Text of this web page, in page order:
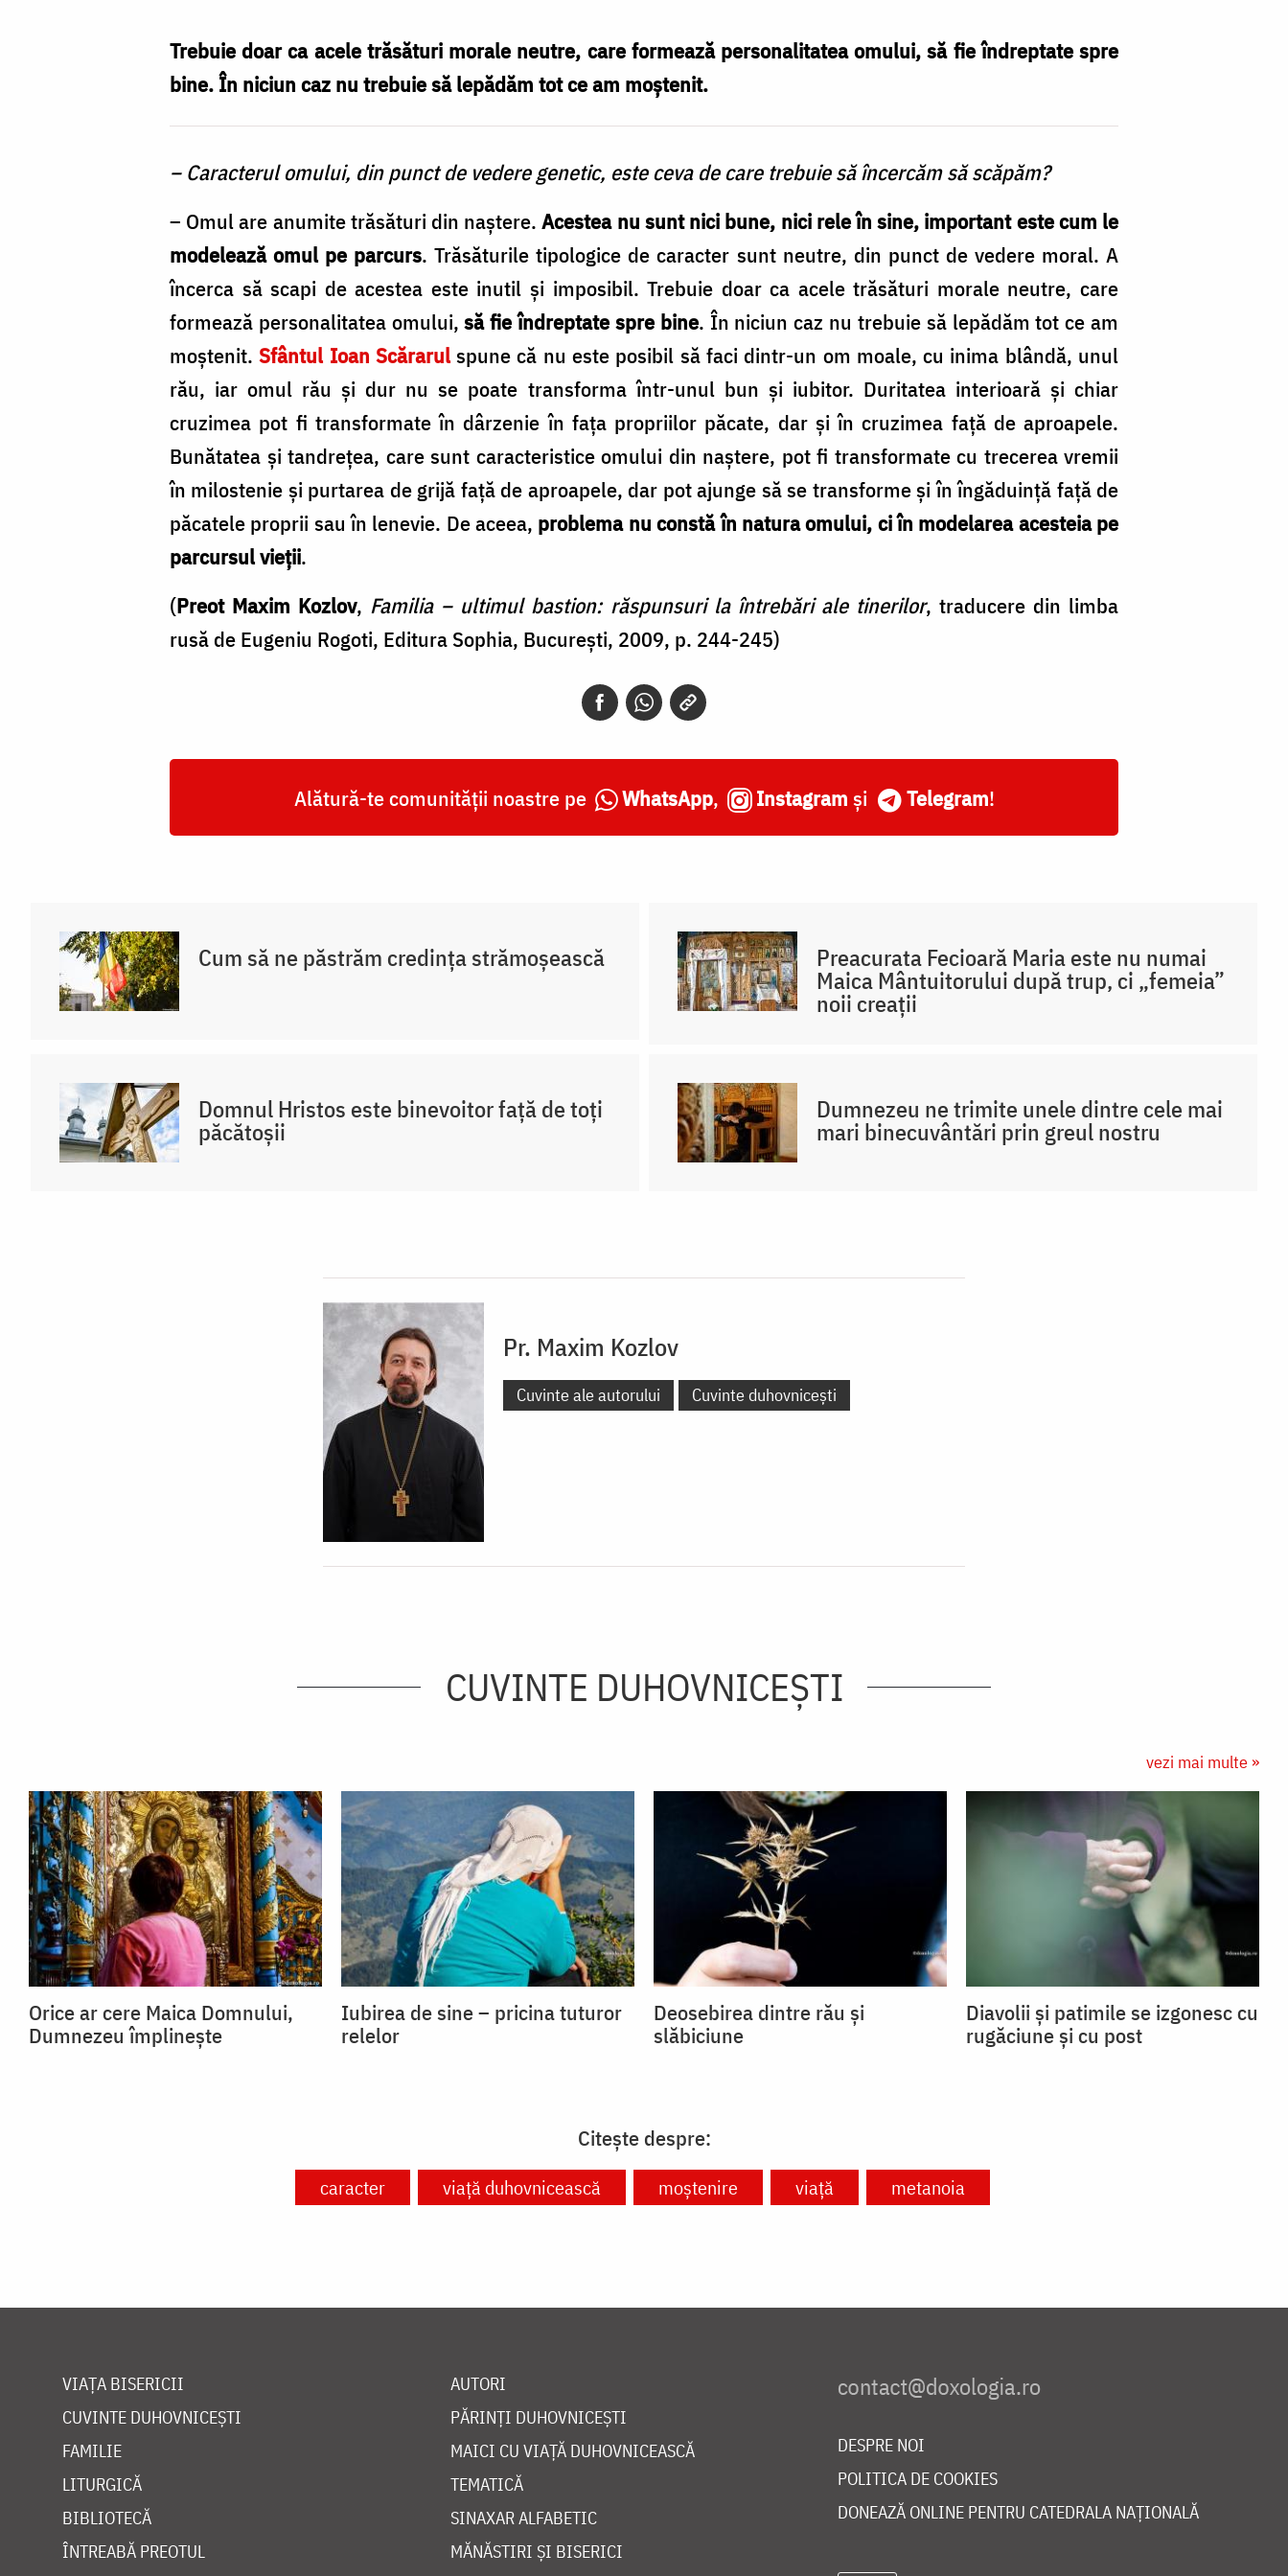
duhovnicească?
Trebuie doar ca acele trăsături morale neutre, care formează personalitatea omului, să fie îndreptate spre
bine. În niciun caz nu trebuie să lepădăm tot ce am moștenit.
– Caracterul omului, din punct de vedere genetic, este ceva de care trebuie să încercăm să scăpăm?
– Omul are anumite trăsături din naştere.Acestea nu sunt nici bune, nici rele în sine, important este cum le
modelează omul pe parcurs. Trăsăturile tipologice de caracter sunt neutre, din punct de vedere moral. A
încerca să scapi de acestea este inutil şi imposibil. Trebuie doar ca acele trăsături morale neutre, care
formează personalitatea omului,să fie îndreptate spre bine. În niciun caz nu trebuie să lepădăm tot ce am
moştenit.Sfântul Ioan Scărarulspune că nu este posibil să faci dintr-un om moale, cu inima blândă, unul
rău, iar omul rău şi dur nu se poate transforma într-unul bun şi iubitor. Duritatea interioară şi chiar
cruzimea pot fi transformate în dârzenie în faţa propriilor păcate, dar şi în cruzimea faţă de aproapele.
Bunătatea şi tandreţea, care sunt caracteristice omului din naştere, pot fi transformate cu trecerea vremii
în milostenie şi purtarea de grijă faţă de aproapele, dar pot ajunge să se transforme şi în îngăduinţă faţă de
păcatele proprii sau în lenevie. De aceea, problema nu constă în natura omului, ci în modelarea acesteia pe
parcursul vieţii.
(Preot Maxim Kozlov, Familia – ultimul bastion: răspunsuri la întrebări ale tinerilor, traducere din limba
rusă de Eugeniu Rogoti, Editura Sophia, București, 2009, p. 244-245)
Alătură-te comunității noastre pe WhatsApp, Instagram și Telegram!
Cum să ne păstrăm credința strămoșească Preacurata Fecioară Maria este nu numai
Maica Mântuitorului după trup, ci „femeia”
noii creații
Domnul Hristos este binevoitor față de toți
păcătoșii
Dumnezeu ne trimite unele dintre cele mai
mari binecuvântări prin greul nostru
Pr. Maxim Kozlov
Cuvinte ale autorului Cuvinte duhovnicești
CUVINTE DUHOVNICEȘTI
vezi mai multe »
Orice ar cere Maica Domnului,
Dumnezeu împlinește
Iubirea de sine – pricina tuturor
relelor
Deosebirea dintre rău și
slăbiciune
Diavolii și patimile se izgonesc cu
rugăciune și cu post
Citește despre:
caracter viață duhovnicească moștenire viață metanoia
VIAȚA BISERICII
CUVINTE DUHOVNICEȘTI
FAMILIE
LITURGICĂ
BIBLIOTECĂ
ÎNTREABĂ PREOTUL
AUTORI
PĂRINȚI DUHOVNICEȘTI
MAICI CU VIAȚĂ DUHOVNICEASCĂ
TEMATICĂ
SINAXAR ALFABETIC
MĂNĂSTIRI ȘI BISERICI
DESPRE NOI
POLITICA DE COOKIES
DONEAZĂ ONLINE PENTRU CATEDRALA NAȚIONALĂ